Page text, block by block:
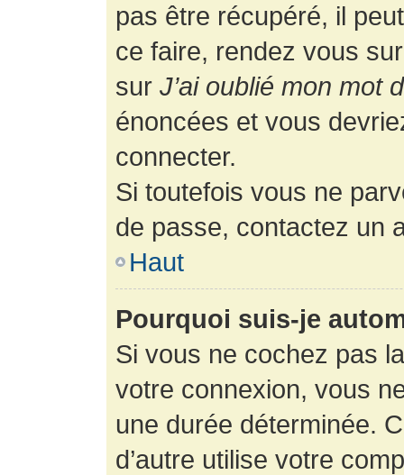
pas être récupéré, il
ce faire, rendez vous
sur J’ai oublié mon mot
énoncées et vous
connecter.
Si toutefois vous ne
de passe, contactez un
Haut
Pourquoi suis-je
Si vous ne cochez pas
votre connexion, vous
une durée déterminée.
d’autre utilise votre